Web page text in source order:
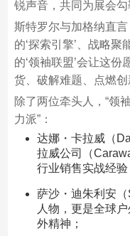
锐声音，共同为展会勾
斯特罗尔与加格纳直
的‘探索引擎’、战略聚
的‘领袖联盟’会让这
货、破解难题、点燃
除了两位牵头人，“领
力派”：​
达娜・卡拉威（
拉威公司（
行业销售实战经验
萨沙・迪朱利安
人物，更是全球
外精神；​